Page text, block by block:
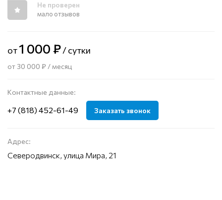
Не проверен
мало отзывов
от1 000 ₽/ сутки
от 30 000 ₽ / месяц
Контактные данные:
+7 (818) 452-61-49 Заказать звонок
Адрес:
Северодвинск, улица Мира, 21